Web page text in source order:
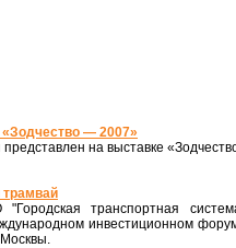
— 2007»
представлен на выставке
трамвай
транспортная
инвестиционном